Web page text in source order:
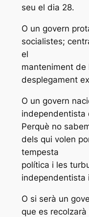
seu el dia 28.
O un govern
socialistes;
el
manteniment de
desplegament
O un govern
independentista
Perquè no
dels qui volen
tempesta
política i les
independentista
O si serà un
que es